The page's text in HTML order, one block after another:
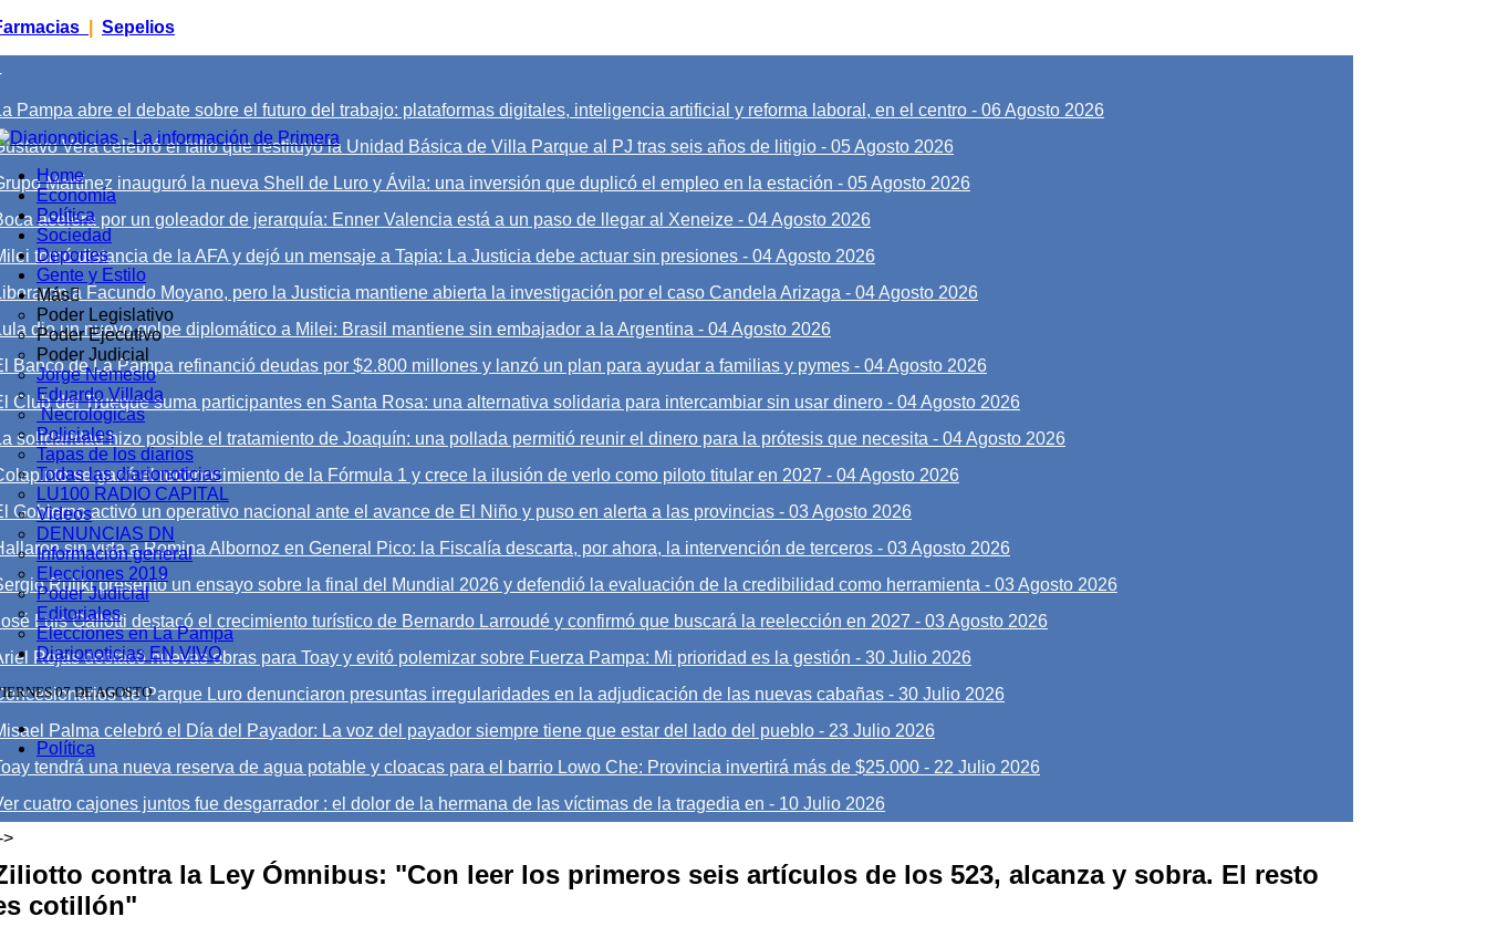
Sepelios
Pampa abre el debate sobre el futuro del trabajo: plataformas digitales, inteligencia artificial y reforma laboral, en el centro - 06 Agosto 2026
Vera celebró el fallo que restituyó la Unidad Básica de Villa Parque al PJ tras seis años de litigio - 05 Agosto 2026
Martínez inauguró la nueva Shell de Luro y Ávila: una inversión que duplicó el empleo en la estación - 05 Agosto 2026
acelera por un goleador de jerarquía: Enner Valencia está a un paso de llegar al Xeneize - 04 Agosto 2026
tomó distancia de la AFA y dejó un mensaje a Tapia: La Justicia debe actuar sin presiones - 04 Agosto 2026
a Facundo Moyano, pero la Justicia mantiene abierta la investigación por el caso Candela Arizaga - 04 Agosto 2026
dio un nuevo golpe diplomático a Milei: Brasil mantiene sin embajador a la Argentina - 04 Agosto 2026
Banco de La Pampa refinanció deudas por $2.800 millones y lanzó un plan para ayudar a familias y pymes - 04 Agosto 2026
Club del Trueque suma participantes en Santa Rosa: una alternativa solidaria para intercambiar sin usar dinero - 04 Agosto 2026
solidaridad hizo posible el tratamiento de Joaquín: una pollada permitió reunir el dinero para la prótesis que necesita - 04 Agosto 2026
se ganó el reconocimiento de la Fórmula 1 y crece la ilusión de verlo como piloto titular en 2027 - 04 Agosto 2026
Gobierno activó un operativo nacional ante el avance de El Niño y puso en alerta a las provincias - 03 Agosto 2026
sin vida a Romina Albornoz en General Pico: la Fiscalía descarta, por ahora, la intervención de terceros - 03 Agosto 2026
Ruliki presentó un ensayo sobre la final del Mundial 2026 y defendió la evaluación de la credibilidad como herramienta - 03 Agosto 2026
Luis Gallotti destacó el crecimiento turístico de Bernardo Larroudé y confirmó que buscará la reelección en 2027 - 03 Agosto 2026
Rojas destacó nuevas obras para Toay y evitó polemizar sobre Fuerza Pampa: Mi prioridad es la gestión - 30 Julio 2026
de Parque Luro denunciaron presuntas irregularidades en la adjudicación de las nuevas cabañas - 30 Julio 2026
Palma celebró el Día del Payador: La voz del payador siempre tiene que estar del lado del pueblo - 23 Julio 2026
tendrá una nueva reserva de agua potable y cloacas para el barrio Lowo Che: Provincia invertirá más de $25.000 - 22 Julio 2026
cuatro cajones juntos fue desgarrador : el dolor de la hermana de las víctimas de la tragedia en - 10 Julio 2026
Home
Economía
Política
Sociedad
Deportes
Gente y Estilo
Más
Poder Legislativo
Poder Ejecutivo
Poder Judicial
Jorge Nemesio
Eduardo Villada
Necrológicas
Policiales
Tapas de los diarios
Todas las diarionoticias
LU100 RADIO CAPITAL
Videos
DENUNCIAS DN
Información general
Elecciones 2019
Poder Judicial
Editoriales
Elecciones en La Pampa
Diarionoticias EN VIVO
07 DE AGOSTO
Política
>
contra la Ley Ómnibus: "Con leer los primeros seis artículos de los 523, alcanza y sobra. El resto
cotillón"